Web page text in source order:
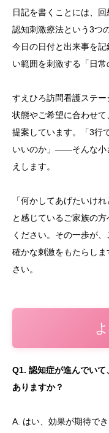
日記を書くことには、
認知刺激療法という3つ
今日の日付と出来事を
い範囲を刺激する「日常
すえひろ訪問看護ステ
状態やご希望に合わせ
提案しています。「3行
いいのか」——そんな小
えします。
「何かしてあげたいけ
と感じているご家族の
ください。その一歩が
確かな刺激をもたらし
さい。
Q1. 認知症が進んでい
ありますか？
A. はい、効果が期待で